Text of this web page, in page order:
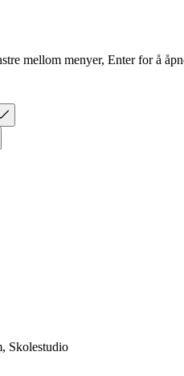
mellom menyer, Enter for å
Skolestudio